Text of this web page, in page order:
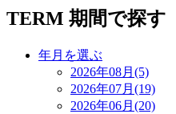
TERM 期間で探す
年月を選ぶ
2026年08月(5)
2026年07月(19)
2026年06月(20)